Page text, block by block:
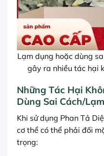
Lạm dụng hoặc dùng
gây ra nhiều tác hại
Những Tác Hại
Dùng Sai Cách/
Khi sử dụng Phan Tả
cơ thể có thể phải đối
trọng: